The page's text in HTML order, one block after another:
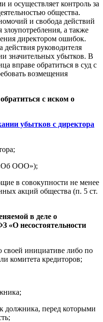
и осуществляет контроль за
общества.
и свобода действий
а также
директором ошибок.
действия руководителя
значительных убытков. В
вправе обратиться в суд с
возмещения
с иском о
убытков с директора
ООО»);
в совокупности не менее
акций общества (п. 5 ст.
в деле о
«О несостоятельности
инициативе либо по
комитета кредиторов;
должника, перед которыми